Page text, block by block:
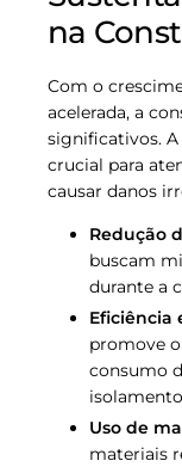
na
Com o
acelerada, a
significativos.
crucial para
causar danos
Redução
buscam
durante a
Eficiência
promove
consumo
Uso de
materiais